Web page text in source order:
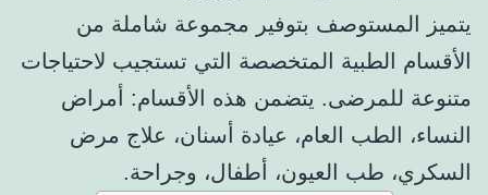
يتميز المستوصف بتوفير مجموعة شاملة من
الأقسام الطبية المتخصصة التي تستجيب لاحتياجات
متنوعة للمرضى. يتضمن هذه الأقسام: أمراض
النساء، الطب العام، عيادة أسنان، علاج مرض
السكري، طب العيون، أطفال، وجراحة.